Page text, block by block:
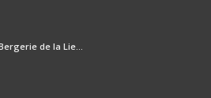
de la Lie...